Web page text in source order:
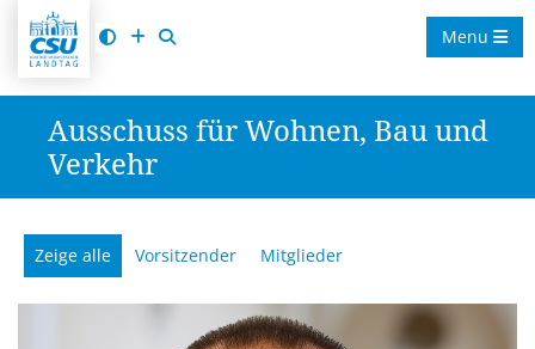
Menu
Ausschuss für Wohnen, Bau und
Verkehr
Zeige alle Vorsitzender Mitglieder